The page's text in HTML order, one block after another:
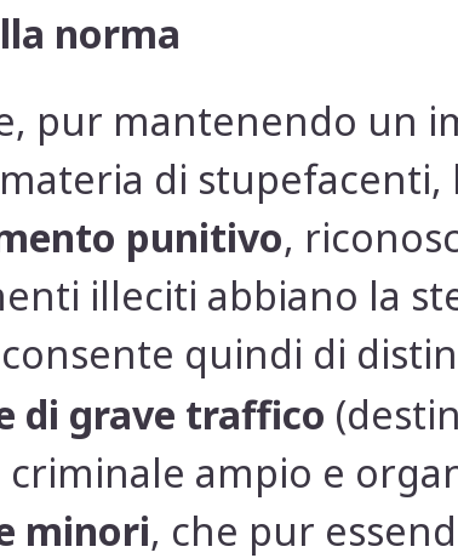
norma
pur mantenendo un
di
punitivo,
illeciti abbiano la
quindi di
di grave traffico
ampio e
minori, che pur